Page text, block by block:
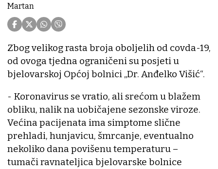
Martan
Zbog velikog rasta broja oboljelih od covda-19,
od ovoga tjedna ograničeni su posjeti u
bjelovarskoj Općoj bolnici „Dr. Anđelko Višić“.
- Koronavirus se vratio, ali srećom u blažem
obliku, nalik na uobičajene sezonske viroze.
Većina pacijenata ima simptome slične
prehladi, hunjavicu, šmrcanje, eventualno
nekoliko dana povišenu temperaturu –
tumači ravnateljica bjelovarske bolnice